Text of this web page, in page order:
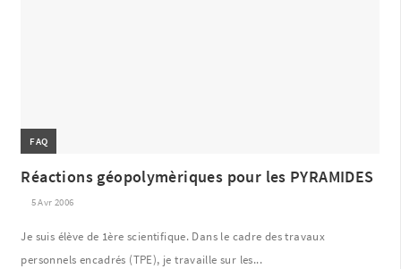
FAQ
Réactions géopolymèriques pour les PYRAMIDES
5 Avr 2006
Je suis élève de 1ère scientifique. Dans le cadre des travaux
personnels encadrés (TPE), je travaille sur les...